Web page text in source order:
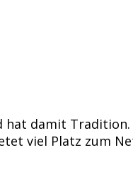
hat damit
viel Platz zum